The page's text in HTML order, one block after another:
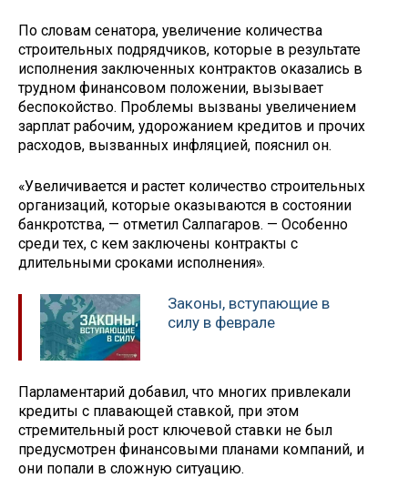
По словам сенатора, увеличение количества
строительных подрядчиков, которые в результате
исполнения заключенных контрактов оказались в
трудном финансовом положении, вызывает
беспокойство. Проблемы вызваны увеличением
зарплат рабочим, удорожанием кредитов и прочих
расходов, вызванных инфляцией, пояснил он.
«Увеличивается и растет количество строительных
организаций, которые оказываются в состоянии
банкротства, — отметил Салпагаров. — Особенно
среди тех, с кем заключены контракты с
длительными сроками исполнения».
Законы, вступающие в
силу в феврале
Парламентарий добавил, что многих привлекали
кредиты с плавающей ставкой, при этом
стремительный рост ключевой ставки не был
предусмотрен финансовыми планами компаний, и
они попали в сложную ситуацию.